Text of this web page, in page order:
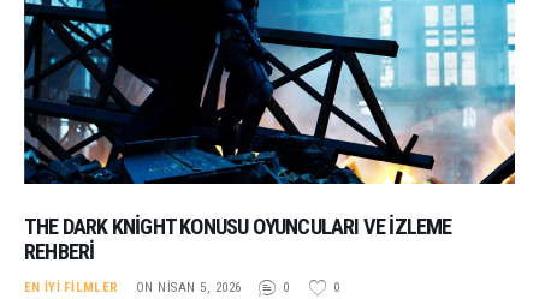
THE DARK KNIGHT KONUSU OYUNCULARI VE İZLEME
REHBERI
EN İYI FILMLER ON NISAN 5, 2026 0 0